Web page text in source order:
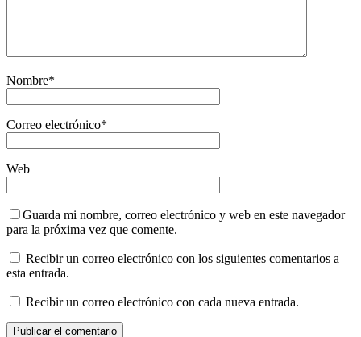
Nombre*
Correo electrónico*
Web
Guarda mi nombre, correo electrónico y web en este navegador
para la próxima vez que comente.
Recibir un correo electrónico con los siguientes comentarios a
esta entrada.
Recibir un correo electrónico con cada nueva entrada.